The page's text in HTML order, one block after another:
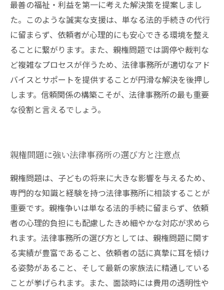
最善の福祉・利益を第一に考えた解決策を提案しまし
た。このような誠実な支援は、単なる法的手続きの代行
に留まらず、依頼者が心理的にも安心できる環境を整え
ることに繋がります。また、親権問題では調停や裁判な
ど複雑なプロセスが伴うため、法律事務所が適切なアド
バイスとサポートを提供することが円滑な解決を後押し
します。信頼関係の構築こそが、法律事務所の最も重要
な役割と言えるでしょう。
親権問題に強い法律事務所の選び方と注意点
親権問題は、子どもの将来に大きな影響を与えるため、
専門的な知識と経験を持つ法律事務所に相談することが
重要です。親権争いは単なる法的手続に留まらず、依頼
者の心理的負担にも配慮したきめ細やかな対応が求めら
れます。法律事務所の選び方としては、親権問題に関す
る実績が豊富であること、依頼者の話に真摯に耳を傾け
る姿勢があること、そして最新の家族法に精通している
ことが挙げられます。また、面談時には費用の透明性や